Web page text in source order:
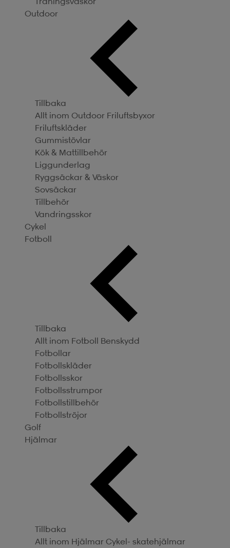
Outdoor
Tillbaka
Allt inom Outdoor Friluftsbyxor
Friluftskläder
Gummistövlar
Kök & Mattillbehör
Liggunderlag
Ryggsäckar & Väskor
Sovsäckar
Tillbehör
Vandringsskor
Cykel
Fotboll
Tillbaka
Allt inom Fotboll Benskydd
Fotbollar
Fotbollskläder
Fotbollsskor
Fotbollsstrumpor
Fotbollstillbehör
Fotbollströjor
Golf
Hjälmar
Tillbaka
Allt inom Hjälmar Cykel- skatehjälmar